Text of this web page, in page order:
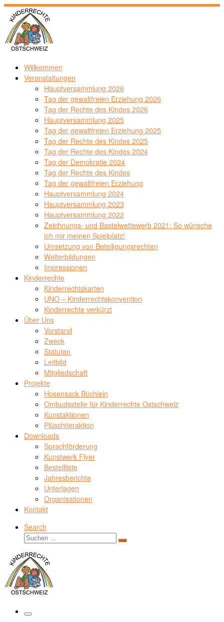
Zum
Inhalt
springen
Willkommen
Veranstaltungen
Hauptversammlung 2026
Tag der gewaltfreien Erziehung 2026
Tag der Rechte des Kindes 2026
Hauptversammlung 2025
Tag der gewaltfreien Erziehung 2025
Tag der Rechte des Kindes 2025
Tag der Rechte des Kindes 2024
Tag der Demokratie 2024
Tag der Rechte des Kindes
Tag der gewaltfreien Erziehung
Hauptversammlung 2024
Hauptversammlung 2023
Hauptversammlung 2022
Zeichnungs- und Bastelwettewerb 2021: So wünsche
ich mir meinen Spielplatz!
Umsetzung von Beteiligungsrechten
Weiterbildungen
Impressionen
Kinderrechte
Kinderrechtskarten
UNO – Kinderrechtskonvention
Kinderrechte verkürzt
Über Uns
Vorstand
Zweck
Statuten
Leitbild
Mitgliedschaft
Projekte
Hosensack Büchlein
Ombudsstelle für Kinderrechte Ostschweiz
Kunstaktionen
Plüschtieraktion
Downloads
Sprachförderung
Kunstwerk Flyer
Bestellliste
Jahresberichte
Unterlagen
Organisationen
Kontakt
Search
Suche
Suchen …
Menü